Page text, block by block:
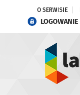
O SERWISIE
LOGOWANIE